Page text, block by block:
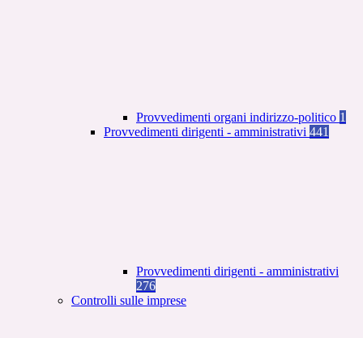
Provvedimenti organi indirizzo-politico 1
Provvedimenti dirigenti - amministrativi 441
Provvedimenti dirigenti - amministrativi
276
Controlli sulle imprese